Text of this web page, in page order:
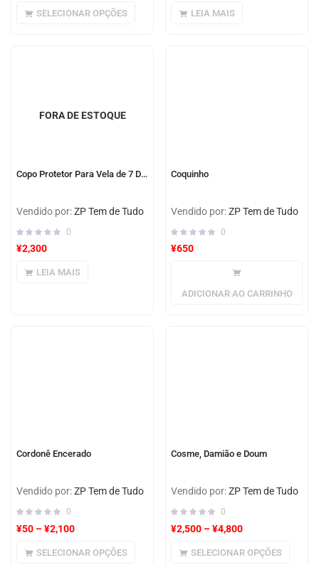
SELECIONAR OPÇÕES LEIA MAIS
FORA DE ESTOQUE
Copo Protetor Para Vela de 7 Dias
Vendido por:ZP Tem de Tudo
0
¥2,300
LEIA MAIS
Coquinho
Vendido por:ZP Tem de Tudo
0
¥650
ADICIONAR AO CARRINHO
Cordonê Encerado
Vendido por:ZP Tem de Tudo
0
¥50 –¥2,100
SELECIONAR OPÇÕES
Cosme, Damião e Doum
Vendido por:ZP Tem de Tudo
0
¥2,500 –¥4,800
SELECIONAR OPÇÕES